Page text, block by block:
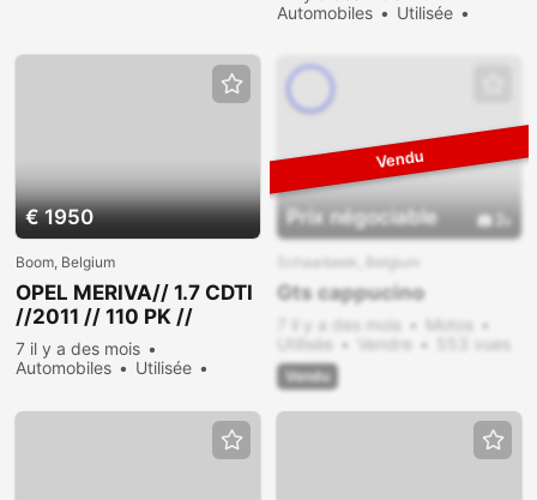
Automobiles
Utilisée
€ 1950
Boom, Belgium
OPEL MERIVA// 1.7 CDTI
//2011 // 110 PK //
160DKM // EURO 5
7 il y a des mois
Automobiles
Utilisée
Prix ​​négociable
Schaarbeek, Belgium
Gts cappucino
7 il y a des mois
Motos
Utilisée
Vendre 553 vues
Vendu